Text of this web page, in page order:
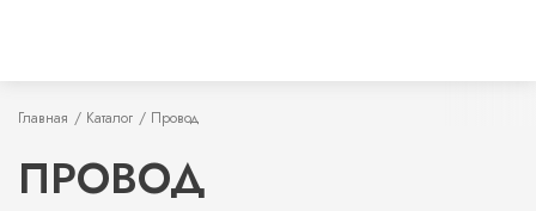
Главная Каталог Провод
ПРОВОД